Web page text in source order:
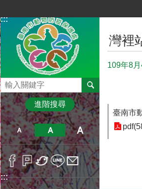
:::
搜尋
進階搜尋
:::
:::
灣裡
109年8
臺南市